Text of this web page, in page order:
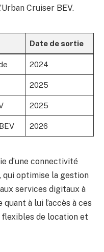
Cruiser BEV.
Date de sortie
2024
2025
2025
2026
d’une connectivité
, qui optimise la gestion
services digitaux à
à lui l’accès à ces
de location et